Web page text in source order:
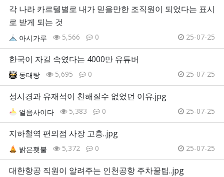
각 나라 카르텔별로 내가 믿을만한 조직원이 되었다는 표시
로 받게 되는 것
아시가루 5,566 0 25-07-25
한국이 자길 속였다는 4000만 유튜버
동태탕 5,695 0 25-07-25
성시경과 유재석이 친해질수 없었던 이유.jpg
얼음사이다 5,383 0 25-07-25
지하철역 편의점 사장 고충..jpg
밝은횃불 5,372 0 25-07-25
대한항공 직원이 알려주는 인천공항 주차꿀팁..jpg